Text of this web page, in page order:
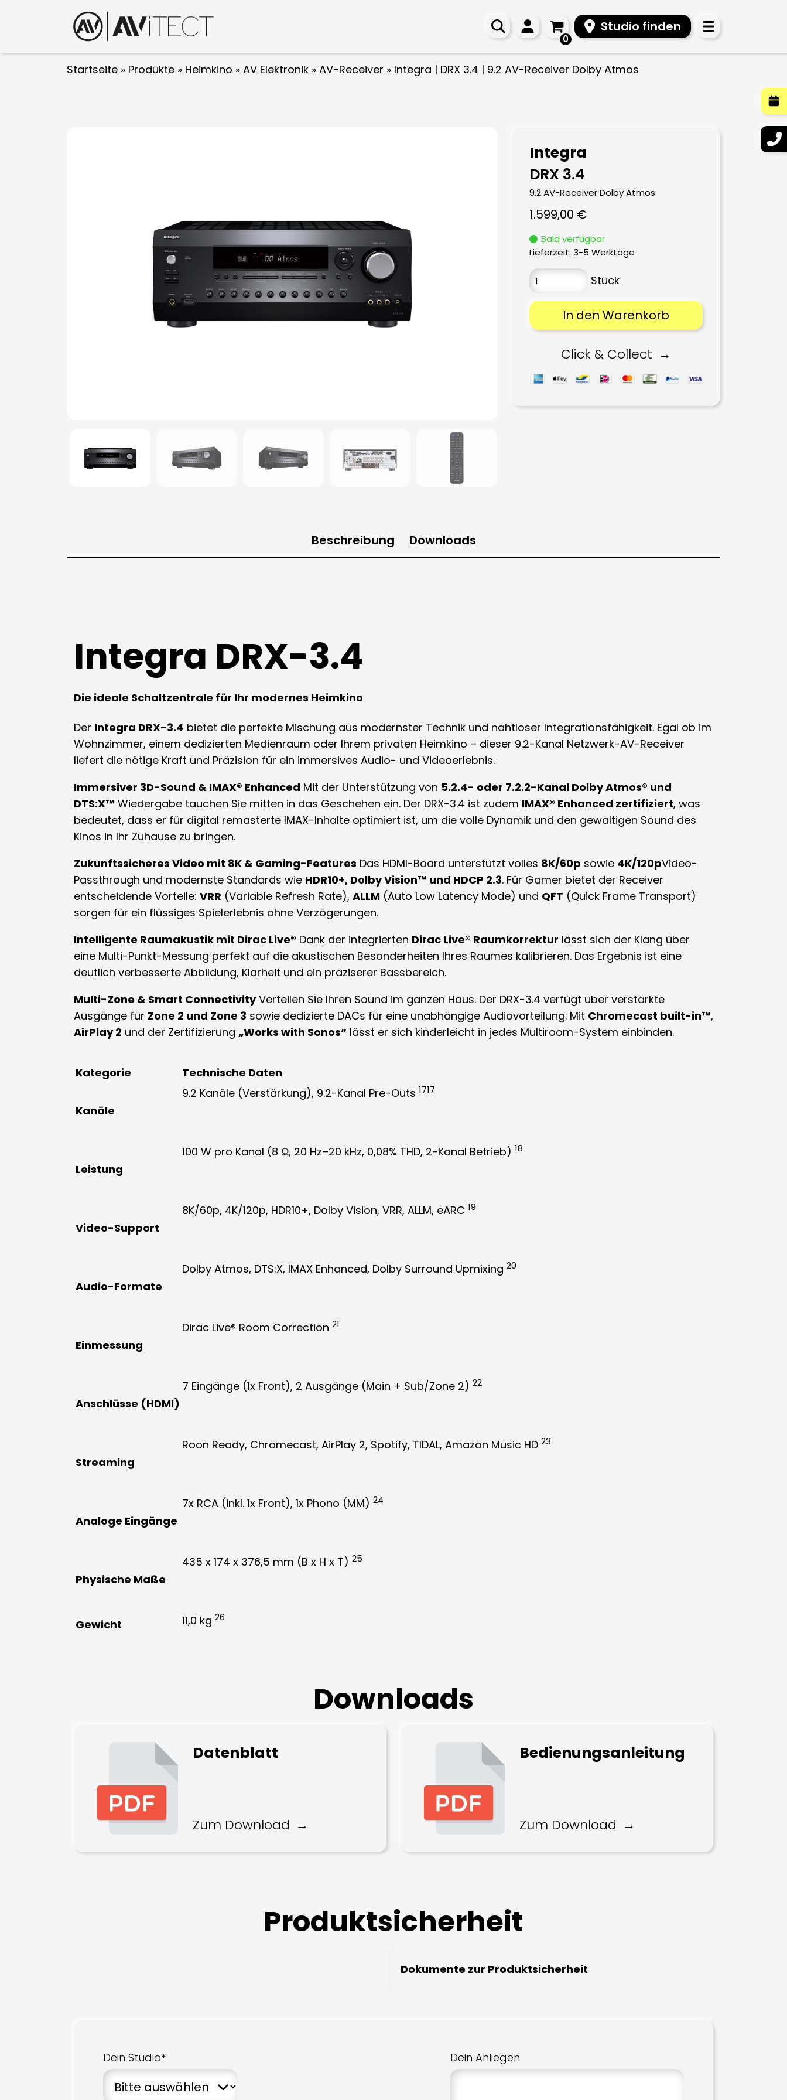
0
Studio finden
Startseite » Produkte » Heimkino » AV Elektronik » AV-Receiver » Integra | DRX 3.4 | 9.2 AV-Receiver Dolby Atmos
Integra
DRX 3.4
9.2 AV-Receiver Dolby Atmos
1.599,00 €
Bald verfügbar
Lieferzeit: 3-5 Werktage
In den Warenkorb
Click & Collect
Beschreibung Downloads
Integra DRX-3.4
Die ideale Schaltzentrale für Ihr modernes Heimkino
Der Integra DRX-3.4 bietet die perfekte Mischung aus modernster Technik und nahtloser Integrationsfähigkeit. Egal ob im
Wohnzimmer, einem dedizierten Medienraum oder Ihrem privaten Heimkino – dieser 9.2-Kanal Netzwerk-AV-Receiver
liefert die nötige Kraft und Präzision für ein immersives Audio- und Videoerlebnis.
Immersiver 3D-Sound & IMAX® Enhanced Mit der Unterstützung von 5.2.4- oder 7.2.2-Kanal Dolby Atmos® und
DTS:X™ Wiedergabe tauchen Sie mitten in das Geschehen ein. Der DRX-3.4 ist zudem IMAX® Enhanced zertifiziert, was
bedeutet, dass er für digital remasterte IMAX-Inhalte optimiert ist, um die volle Dynamik und den gewaltigen Sound des
Kinos in Ihr Zuhause zu bringen.
Zukunftssicheres Video mit 8K & Gaming-Features Das HDMI-Board unterstützt volles 8K/60p sowie 4K/120pVideo-
Passthrough und modernste Standards wie HDR10+, Dolby Vision™ und HDCP 2.3. Für Gamer bietet der Receiver
entscheidende Vorteile: VRR (Variable Refresh Rate), ALLM (Auto Low Latency Mode) und QFT (Quick Frame Transport)
sorgen für ein flüssiges Spielerlebnis ohne Verzögerungen.
Intelligente Raumakustik mit Dirac Live® Dank der integrierten Dirac Live® Raumkorrektur lässt sich der Klang über
eine Multi-Punkt-Messung perfekt auf die akustischen Besonderheiten Ihres Raumes kalibrieren. Das Ergebnis ist eine
deutlich verbesserte Abbildung, Klarheit und ein präziserer Bassbereich.
Multi-Zone & Smart ConnectivityVerteilen Sie Ihren Sound im ganzen Haus. Der DRX-3.4 verfügt über verstärkte
Ausgänge für Zone 2 und Zone 3 sowie dedizierte DACs für eine unabhängige Audiovorteilung. Mit Chromecast built-in™,
AirPlay 2 und der Zertifizierung „Works with Sonos“ lässt er sich kinderleicht in jedes Multiroom-System einbinden.
Kategorie Technische Daten
Kanäle
9.2 Kanäle (Verstärkung), 9.2-Kanal Pre-Outs 1717
Leistung
100 W pro Kanal (8 Ω, 20 Hz–20 kHz, 0,08% THD, 2-Kanal Betrieb) 18
Video-Support
8K/60p, 4K/120p, HDR10+, Dolby Vision, VRR, ALLM, eARC 19
Audio-Formate
Dolby Atmos, DTS:X, IMAX Enhanced, Dolby Surround Upmixing 20
Einmessung
Dirac Live® Room Correction 21
Anschlüsse (HDMI)
7 Eingänge (1x Front), 2 Ausgänge (Main + Sub/Zone 2) 22
Streaming
Roon Ready, Chromecast, AirPlay 2, Spotify, TIDAL, Amazon Music HD 23
Analoge Eingänge
7x RCA (inkl. 1x Front), 1x Phono (MM) 24
Physische Maße
435 x 174 x 376,5 mm (B x H x T) 25
Gewicht 11,0 kg 26
Downloads
Datenblatt
Zum Download
Bedienungsanleitung
Zum Download
Produktsicherheit
Dokumente zur Produktsicherheit
Dein Studio* Dein Anliegen